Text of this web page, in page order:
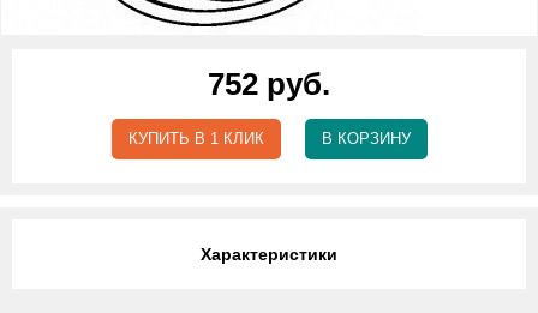
752 руб.
КУПИТЬ В 1 КЛИК В КОРЗИНУ
Характеристики